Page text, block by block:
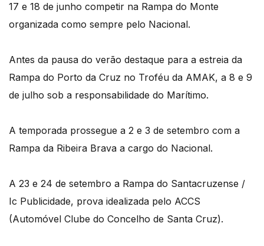
17 e 18 de junho competir na Rampa do Monte
organizada como sempre pelo Nacional.
Antes da pausa do verão destaque para a estreia da
Rampa do Porto da Cruz no Troféu da AMAK, a 8 e 9
de julho sob a responsabilidade do Marítimo.
A temporada prossegue a 2 e 3 de setembro com a
Rampa da Ribeira Brava a cargo do Nacional.
A 23 e 24 de setembro a Rampa do Santacruzense /
Ic Publicidade, prova idealizada pelo ACCS
(Automóvel Clube do Concelho de Santa Cruz).